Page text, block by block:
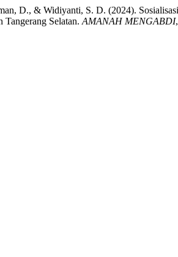
D., & Widiyanti, S. D. (2024).
Tangerang Selatan. AMANAH MENGABDI